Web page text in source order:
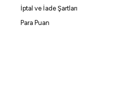
İptal ve İade Şartları
Para Puan